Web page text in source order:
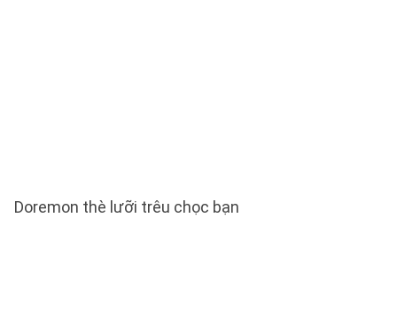
Doremon thè lưỡi trêu chọc bạn